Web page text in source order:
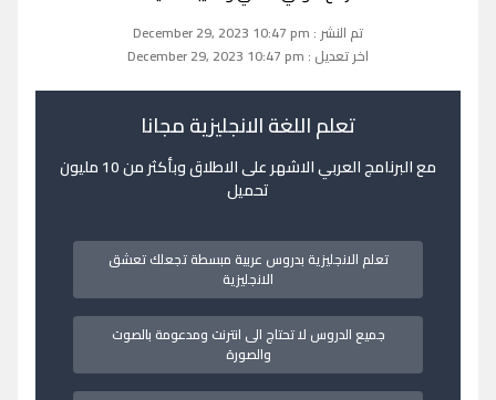
تم النشر : December 29, 2023 10:47 pm
اخر تعديل : December 29, 2023 10:47 pm
تعلم اللغة الانجليزية مجانا
مع البرنامج العربي الاشهر على الاطلاق وبأكثر من 10 مليون
تحميل
تعلم الانجليزية بدروس عربية مبسطة تجعلك تعشق
الانجليزية
جميع الدروس لا تحتاج الى انترنت ومدعومة بالصوت
والصورة